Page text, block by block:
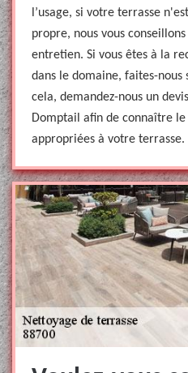
l’usage, si votre terrasse
propre, nous vous
entretien. Si vous êtes à la
dans le domaine, faites-
cela, demandez-nous un
Domptail afin de connaître
appropriées à votre terrasse.